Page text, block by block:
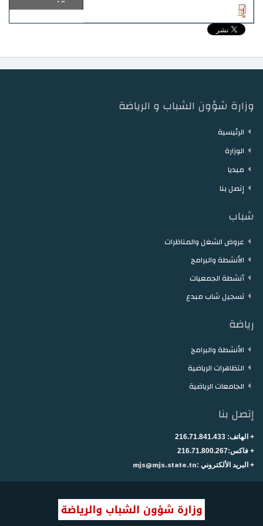
وزارة شؤون الشباب و الرياضة
الرئيسية
الوزارة
ميديا
إتصل بنا
شباب
عروض الشغل والمناظرات
الأنشطة والبرامج
أنشطة الجمعيات
تسجيل شاب مبدع
رياضة
الأنشطة والبرامج
التظاهرات الرياضية
الجامعات الرياضية
إتصل بنا
+ الهاتف: 216.71.841.433
+ فاكس:216.71.800.267
+ البريد الألكتروني :mjs@mjs.state.tn